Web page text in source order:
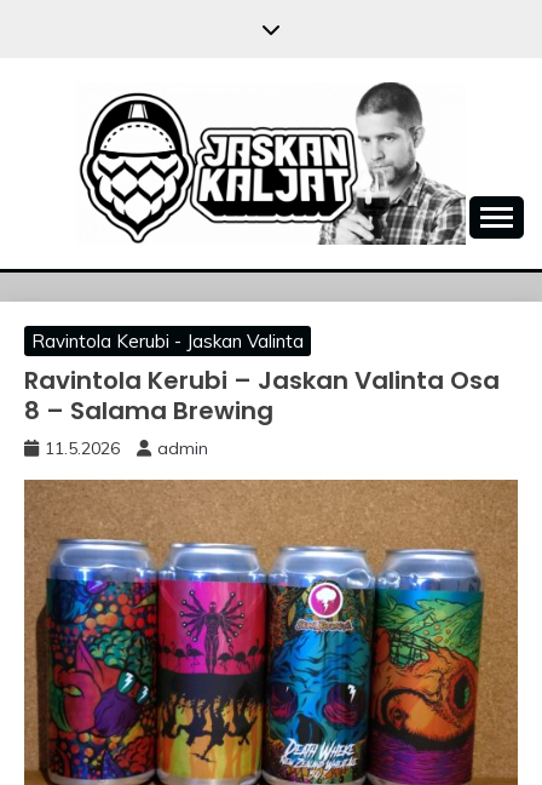
JASKANKALJAT
Ravintola Kerubi - Jaskan Valinta
Ravintola Kerubi – Jaskan Valinta Osa
8 – Salama Brewing
11.5.2026 admin